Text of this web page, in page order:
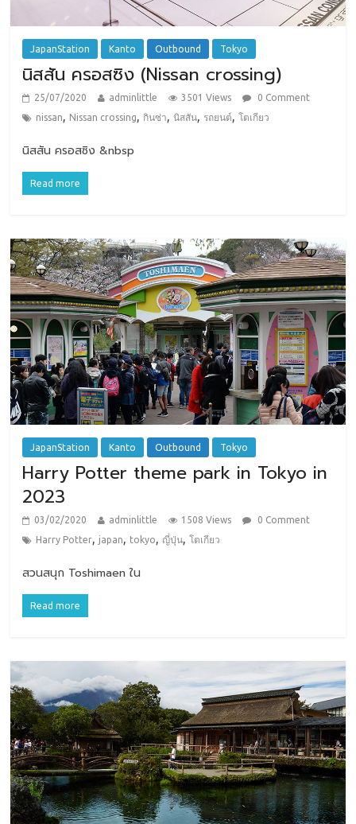
JapanStation Kanto Outbound Tokyo
นิสสัน ครอสซิง (Nissan crossing)
25/07/2020 adminlittle 3501 Views
0 Comment
nissan, Nissan crossing,กินซ่า,นิสสัน, รถยนต์,โตเกียว
นิสสัน ครอสซิง &nbsp
Read more
JapanStation Kanto Outbound Tokyo
Harry Potter theme park in Tokyo in
2023
03/02/2020 adminlittle 1508 Views
0 Comment
Harry Potter, japan, tokyo, ญี่ปุ่น,โตเกียว
สวนสนุก Toshimaen ใน
Read more